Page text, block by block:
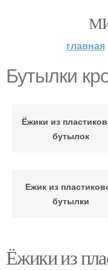
главная
Бутылки
Ёжики из
бутылок
Ежик из
бутылки
Ёжики из